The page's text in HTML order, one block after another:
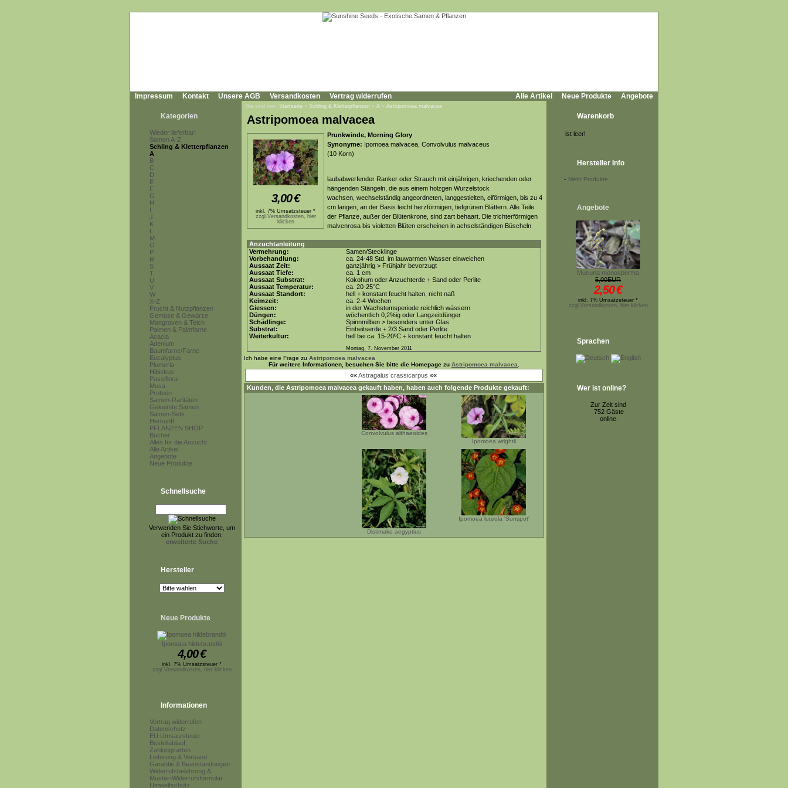
Impressum Kontakt Unsere AGB Versandkosten Vertrag widerrufen Alle Artikel Neue Produkte Angebote
Kategorien
Wieder lieferbar!
Samen A-Z
Schling & Kletterpflanzen
A
B
C
D
E
F
G
H
I
J
K
L
M
O
P
R
S
T
U
V
W
X-Z
Frucht & Nutzpflanzen
Gemüse & Gewürze
Mangroven & Teich
Palmen & Palmfarne
Acacia
Adenium
Baumfarne/Farne
Eucalyptus
Plumeria
Hibiskus
Passiflora
Musa
Proteen
Samen-Raritäten
Gekeimte Samen
Samen-Sets
Herkunft
PFLANZEN SHOP
Bücher
Alles für die Anzucht
Alle Artikel
Angebote
Neue Produkte
Schnellsuche
Verwenden Sie Stichworte, um
ein Produkt zu finden.
erweiterte Suche
Hersteller
Neue Produkte
Ipomoea hildebrandtii
4,00€
inkl. 7% Umsatzsteuer *
zzgl.Versandkosten, hier klicken
Informationen
Vertrag widerrufen
Datenschutz
EU Umsatzsteuer
Bestellablauf
Zahlungsarten
Lieferung & Versand
Garantie & Beanstandungen
Widerrufsbelehrung &
Muster-Widerrufsformular
Umweltschutz
Sie sind hier: Startseite » Schling & Kletterpflanzen » A » Astripomoea malvacea
Astripomoea malvacea
3,00€
inkl. 7% Umsatzsteuer *
zzgl.Versandkosten, hier
klicken
Prunkwinde, Morning Glory
Synonyme: Ipomoea malvacea, Convolvulus malvaceus
(10 Korn)
laubabwerfender Ranker oder Strauch mit einjährigen, kriechenden oder
hängenden Stängeln, die aus einem holzgen Wurzelstock
wachsen, wechselständig angeordneten, langgestielten, eiförmigen, bis zu 4
cm langen, an der Basis leicht herzförmigen, tiefgrünen Blättern. Alle Teile
der Pflanze, außer der Blütenkrone, sind zart behaart. Die trichterförmigen
malvenrosa bis violetten Blüten erscheinen in achselständigen Büscheln
Anzuchtanleitung
Vermehrung:
Samen/Stecklinge
Vorbehandlung:
ca. 24-48 Std. im lauwarmen Wasser einweichen
Aussaat Zeit:
ganzjährig > Frühjahr bevorzugt
Aussaat Tiefe:
ca. 1 cm
Aussaat Substrat:
Kokohum oder Anzuchterde + Sand oder Perlite
Aussaat Temperatur:
ca. 20-25°C
Aussaat Standort:
hell + konstant feucht halten, nicht naß
Keimzeit:
ca. 2-4 Wochen
Giessen:
in der Wachstumsperiode reichlich wässern
Düngen:
wöchentlich 0,2%ig oder Langzeitdünger
Schädlinge:
Spinnmilben > besonders unter Glas
Substrat:
Einheitserde + 2/3 Sand oder Perlite
Weiterkultur:
hell bei ca. 15-20ºC + konstant feucht halten
Montag, 7. November 2011
Ich habe eine Frage zu Astripomoea malvacea
Für weitere Informationen, besuchen Sie bitte die Homepage zu Astripomoea malvacea
««Astragalus crassicarpus ««
Kunden, die Astripomoea malvacea gekauft haben, haben auch folgende Produkte gekauft:
Convolvulus althaeoides
Ipomoea wrightii
Distimake aegyptius
Ipomoea luteola 'Sunspot'
Warenkorb
ist leer!
Hersteller Info
- Mehr Produkte
Angebote
Mucuna monosperma
5,00EUR
2,50€
inkl. 7% Umsatzsteuer *
zzgl.Versandkosten, hier klicken
Sprachen
Wer ist online?
Zur Zeit sind
752 Gäste
online.